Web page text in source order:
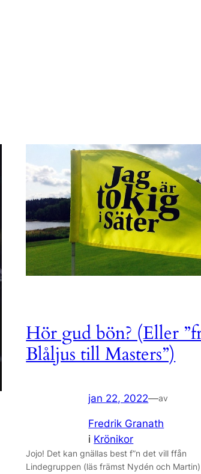
Hör gud bön? (Eller
Blåljus till Masters”)
jan 22, 2022—av
Fredrik Granath
i Krönikor
Jojo! Det kan gnällas best f”n det vill ffån
Lindegruppen (läs främst Nydén och